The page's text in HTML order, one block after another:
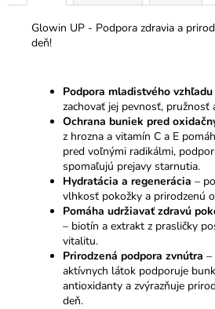
Glowin UP - Podpora zdravia a
deň!
Podpora mladistvého
zachovať jej pevnosť, pružnosť
Ochrana buniek pred
z hrozna a vitamín C a E
pred voľnými radikálmi,
spomaľujú prejavy starnutia.
Hydratácia a regenerácia –
vlhkosť pokožky a prirodzenú
Pomáha udržiavať zdravú
– biotín a extrakt z prasličky
vitalitu.
Prirodzená podpora zvnútra –
aktívnych látok podporuje
antioxidanty a zvýrazňuje
deň.
m